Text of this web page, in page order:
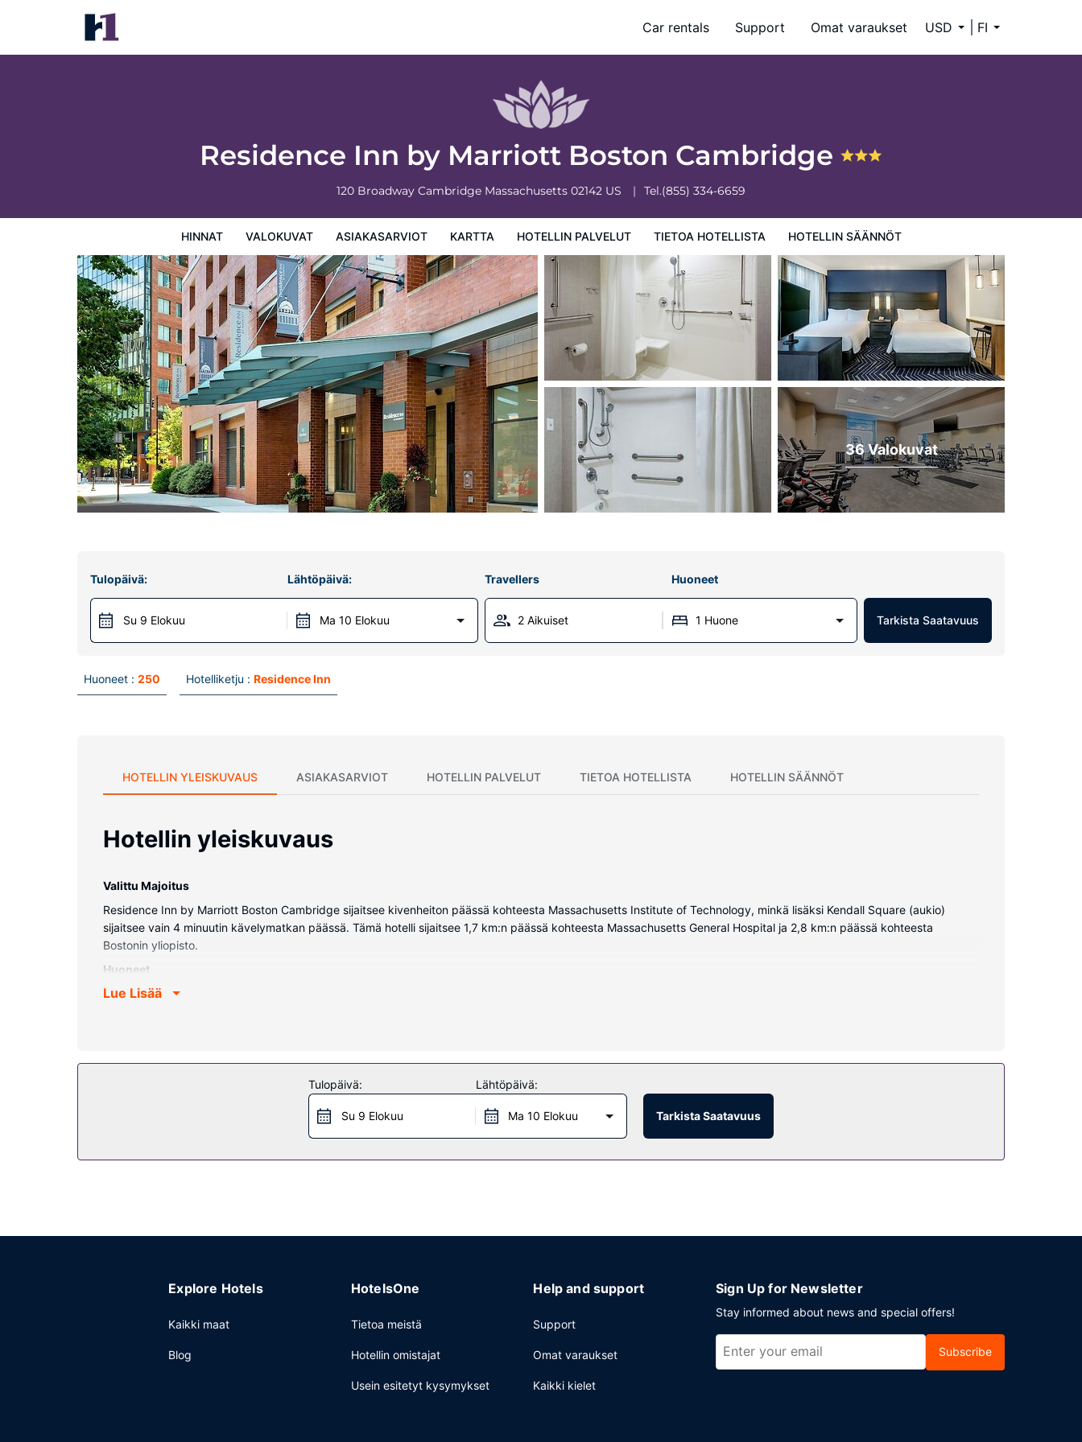
Car rentals Support Omat varaukset USD FI
Residence Inn by Marriott Boston Cambridge
120 Broadway Cambridge Massachusetts 02142 US Tel.(855) 334-6659
HINNAT VALOKUVAT ASIAKASARVIOT KARTTA HOTELLIN PALVELUT TIETOA HOTELLISTA HOTELLIN SÄÄNNÖT
Residence Inn by Marriott Boston Cambridge
Hinnat
36 Valokuvat
Tulopäivä:
Su 9 Elokuu
Lähtöpäivä:
Ma 10 Elokuu
Travellers Huoneet
2 Aikuiset 1 Huone Tarkista Saatavuus
Huoneet : 250 Hotelliketju : Residence Inn
HOTELLIN YLEISKUVAUS ASIAKASARVIOT HOTELLIN PALVELUT TIETOA HOTELLISTA HOTELLIN SÄÄNNÖT
Hotellin yleiskuvaus
Valittu Majoitus
Residence Inn by Marriott Boston Cambridge sijaitsee kivenheiton päässä kohteesta Massachusetts Institute of Technology, minkä lisäksi Kendall Square (aukio)
sijaitsee vain 4 minuutin kävelymatkan päässä. Tämä hotelli sijaitsee 1,7 km:n päässä kohteesta Massachusetts General Hospital ja 2,8 km:n päässä kohteesta
Bostonin yliopisto.
Huoneet
Tässä majoituspaikassa on 250 viihtyisää huonetta. Huoneiden varusteluun kuuluu muun muassa keittiö, jossa on täysikokoinen jääkaappipakastin ja liesi. Sängyissä
Seuraavat palvelut ovat saatavilla: ympäri vuorokauden auki oleva kuntokeskus, ilmainen langaton internetyhteys ja lahjatavaraliikkeitä/lehtikioskeja. Tämän hotellin
palveluihin kuuluu takka aulassa ja juhlasali.
Residence Inn by Marriott Boston Cambridge tarjoaa asiakkailleen välipalabaarin/delin. Hotelli järjestää ilmaiset kutsut, joilla voit tavata muita asiakkaita. Kutsut
järjestetään päivittäin. Päätä päiväsi nauttimalla muutama drinkki baarissa. Ilmainen täysi aamiainen tarjoillaan arkipäivisin klo 6.30–9.30.
Lue Lisää
Tulopäivä:
Su 9 Elokuu
Lähtöpäivä:
Ma 10 Elokuu Tarkista Saatavuus
Explore Hotels
Kaikki maat
Blog
HotelsOne
Tietoa meistä
Hotellin omistajat
Usein esitetyt kysymykset
Help and support
Support
Omat varaukset
Kaikki kielet
Sign Up for Newsletter
Stay informed about news and special offers!
Subscribe